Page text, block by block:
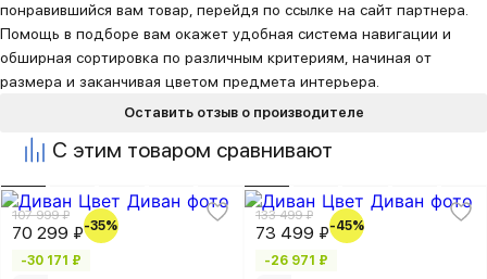
Оставить отзыв о производителе
понравившийся вам товар, перейдя по ссылке на сайт партнера.
Помощь в подборе вам окажет удобная система навигации и
обширная сортировка по различным критериям, начиная от
размера и заканчивая цветом предмета интерьера.
С этим товаром сравнивают
107 999 ₽
70 299 ₽-35%
-30 171 ₽
133 499 ₽
73 499 ₽-45%
-26 971 ₽